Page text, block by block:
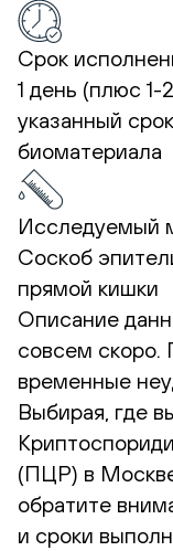
Срок
1 день (плюс 1-
указанный
биоматериала
Исследуемый
Соскоб
прямой кишки
Описание
совсем скоро.
временные
Выбирая, где
(ПЦР) в Москве
обратите
и сроки